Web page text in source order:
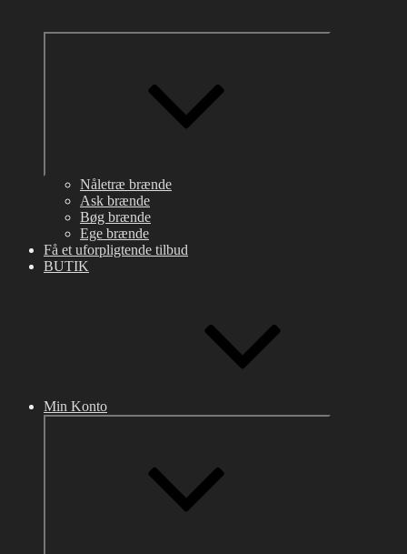
Nåletræ brænde
Ask brænde
Bøg brænde
Ege brænde
Få et uforpligtende tilbud
BUTIK
Min Konto